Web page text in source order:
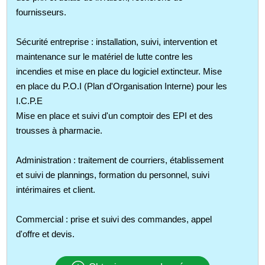
fournisseurs.
Sécurité entreprise : installation, suivi, intervention et
maintenance sur le matériel de lutte contre les
incendies et mise en place du logiciel extincteur. Mise
en place du P.O.I (Plan d'Organisation Interne) pour les
I.C.P.E
Mise en place et suivi d'un comptoir des EPI et des
trousses à pharmacie.
Administration : traitement de courriers, établissement
et suivi de plannings, formation du personnel, suivi
intérimaires et client.
Commercial : prise et suivi des commandes, appel
d'offre et devis.